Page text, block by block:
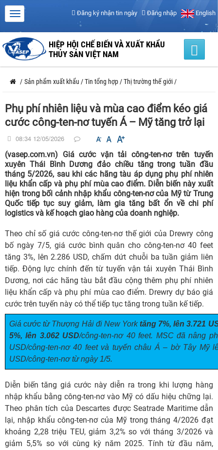
Đăng ký nhận tin ngày Đăng nhập English
HIỆP HỘI CHẾ BIẾN VÀ XUẤT KHẨU
THỦY SẢN VIỆT NAM
/ Sản phẩm xuất khẩu /Tin tổng hợp /Thị trường thế giới /
Phụ phí nhiên liệu và mùa cao điểm kéo giá
cước công-ten-nơ tuyến Á – Mỹ tăng trở lại
08:34 12/05/2026
(vasep.com.vn) Giá cước vận tải công-ten-nơ trên tuyến
xuyên Thái Bình Dương đảo chiều tăng trong tuần đầu
tháng 5/2026, sau khi các hãng tàu áp dụng phụ phí nhiên
liệu khẩn cấp và phụ phí mùa cao điểm. Diễn biến này xuất
hiện trong bối cảnh nhập khẩu công-ten-nơ của Mỹ từ Trung
Quốc tiếp tục suy giảm, làm gia tăng bất ổn về chi phí
logistics và kế hoạch giao hàng của doanh nghiệp.
Theo chỉ số giá cước công-ten-nơ thế giới của Drewry công
bố ngày 7/5, giá cước bình quân cho công-ten-nơ 40 feet
tăng 3%, lên 2.286 USD, chấm dứt chuỗi ba tuần giảm liên
tiếp. Động lực chính đến từ tuyến vận tải xuyên Thái Bình
Dương, nơi các hãng tàu bắt đầu cộng thêm phụ phí nhiên
liệu khẩn cấp và phụ phí mùa cao điểm. Drewry dự báo giá
cước trên tuyến này có thể tiếp tục tăng trong tuần kế tiếp.
Giá cước từ Thượng Hải đi New Yorktăng 7%, lên 3.721
5%, lên 3.062 USD/công-ten-nơ 40 feet. MSC đã nâng
USD/công-ten-nơ 40 feet và tuyến châu Á – bờ Tây Mỹ
USD/công-ten-nơ từ ngày 1/5.
Diễn biến tăng giá cước này diễn ra trong khi lượng hàng
nhập khẩu bằng công-ten-nơ vào Mỹ có dấu hiệu chững lại.
Theo phân tích của Descartes được Seatrade Maritime dẫn
lại, nhập khẩu công-ten-nơ của Mỹ trong tháng 4/2026 đạt
khoảng 2,28 triệu TEU, giảm 3,2% so với tháng 3/2026 và
giảm 5,5% so với cùng kỳ năm 2025. Tính từ đầu năm,